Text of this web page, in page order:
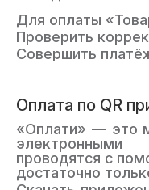
Для оплаты
Проверить
Совершить
Оплата по QR
«Оплати» — это
проводятся с
достаточно